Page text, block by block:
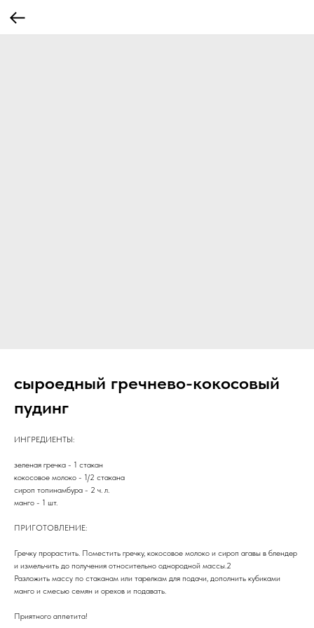
сыроедный гречнево-кокосовый
пудинг
ИНГРЕДИЕНТЫ:
зеленая гречка - 1 стакан
кокосовое молоко - 1/2 стакана
сироп топинамбура - 2 ч. л.
манго - 1 шт.
ПРИГОТОВЛЕНИЕ:
Гречку прорастить. Поместить гречку, кокосовое молоко и сироп агавы в блендер
и измельчить до получения относительно однородной массы.2
Разложить массу по стаканам или тарелкам для подачи, дополнить кубиками
манго и смесью семян и орехов и подавать.
Приятного аппетита!